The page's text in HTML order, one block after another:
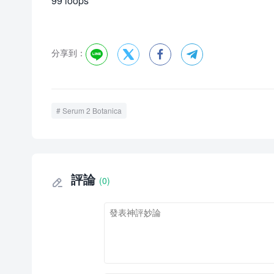
分享到：    
Serum 2 Botanica
 評論 (0)